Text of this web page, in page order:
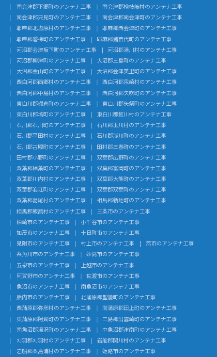
南会津郡下郷町のアンテナ工事
南会津郡檜枝岐村のアンテナ工事
南会津郡只見町のアンテナ工事
南会津郡南会津町のアンテナ工事
耶麻郡北塩原村のアンテナ工事
耶麻郡西会津町のアンテナ工事
耶麻郡磐梯町のアンテナ工事
耶麻郡猪苗代町のアンテナ工事
河沼郡会津坂下町のアンテナ工事
河沼郡湯川村のアンテナ工事
河沼郡柳津町のアンテナ工事
大沼郡三島町のアンテナ工事
大沼郡金山町のアンテナ工事
大沼郡会津美里町のアンテナ工事
西白河郡西郷村のアンテナ工事
西白河郡泉崎村のアンテナ工事
西白河郡中島村のアンテナ工事
西白河郡矢吹町のアンテナ工事
東白川郡棚倉町のアンテナ工事
東白川郡矢祭町のアンテナ工事
東白川郡塙町のアンテナ工事
東白川郡鮫川村のアンテナ工事
石川郡石川町のアンテナ工事
石川郡玉川村のアンテナ工事
石川郡平田村のアンテナ工事
石川郡浅川町のアンテナ工事
石川郡古殿町のアンテナ工事
田村郡三春町のアンテナ工事
田村郡小野町のアンテナ工事
双葉郡広野町のアンテナ工事
双葉郡楢葉町のアンテナ工事
双葉郡富岡町のアンテナ工事
双葉郡川内村のアンテナ工事
双葉郡大熊町のアンテナ工事
双葉郡浪江町のアンテナ工事
双葉郡双葉町のアンテナ工事
双葉郡葛尾村のアンテナ工事
相馬郡新地町のアンテナ工事
相馬郡飯舘村のアンテナ工事
三条市のアンテナ工事
柏崎市のアンテナ工事
小千谷市のアンテナ工事
加茂市のアンテナ工事
十日町市のアンテナ工事
見附市のアンテナ工事
村上市のアンテナ工事
燕市のアンテナ工事
糸魚川市のアンテナ工事
妙高市のアンテナ工事
五泉市のアンテナ工事
上越市のアンテナ工事
阿賀野市のアンテナ工事
佐渡市のアンテナ工事
魚沼市のアンテナ工事
南魚沼市のアンテナ工事
胎内市のアンテナ工事
北蒲原郡聖籠町のアンテナ工事
西蒲原郡弥彦村のアンテナ工事
南蒲原郡田上町のアンテナ工事
東蒲原郡阿賀町のアンテナ工事
三島郡出雲崎町のアンテナ工事
南魚沼郡湯沢町のアンテナ工事
中魚沼郡津南町のアンテナ工事
刈羽郡刈羽村のアンテナ工事
岩船郡関川村のアンテナ工事
岩船郡粟島浦村のアンテナ工事
姫路市のアンテナ工事